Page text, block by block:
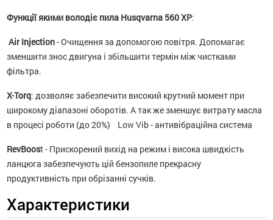
Функції якими володіє пила Husqvarna 560 XP:
Air Injection- Очищення за допомогою повітря. Допомагає
зменшити знос двигуна і збільшити термін між чистками
фільтра.
X-Torq: дозволяє забезпечити високий крутний момент при
широкому діапазоні оборотів. А так же зменшує витрату масла
в процесі роботи (до 20%) Low Vib - антивібраційна система
RevBoost - Прискорений вихід на режим і висока швидкість
ланцюга забезпечують цій бензопиле прекрасну
продуктивність при обрізанні сучків.
Характеристики